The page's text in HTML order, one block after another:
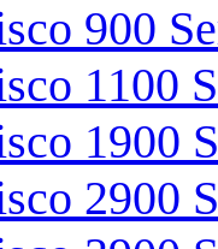
900
1100
1900
2900